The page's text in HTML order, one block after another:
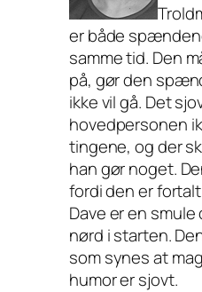
er både
samme tid. Den
på, gør den
ikke vil gå. Det
hovedpersonen
tingene, og der
han gør noget.
fordi den er
Dave er en
nørd i starten.
som synes at
humor er sjovt.